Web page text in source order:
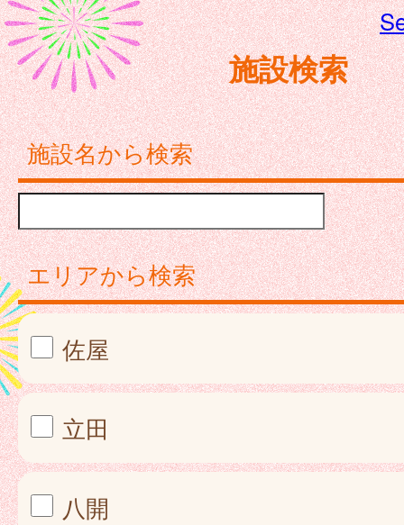
施設検索
施設名から検索
エリアから検索
佐屋
立田
八開